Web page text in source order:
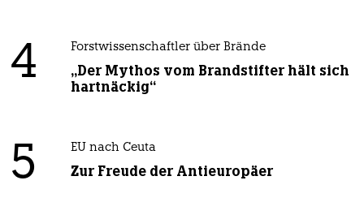
4 Forstwissenschaftler über Brände
„Der Mythos vom Brandstifter hält sich
hartnäckig“
5 EU nach Ceuta
Zur Freude der Antieuropäer